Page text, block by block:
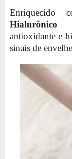
Enriquecido
Hialurônico
antioxidante e
sinais de